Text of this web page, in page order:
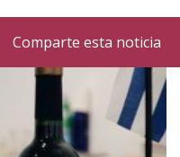
Comparte esta noticia